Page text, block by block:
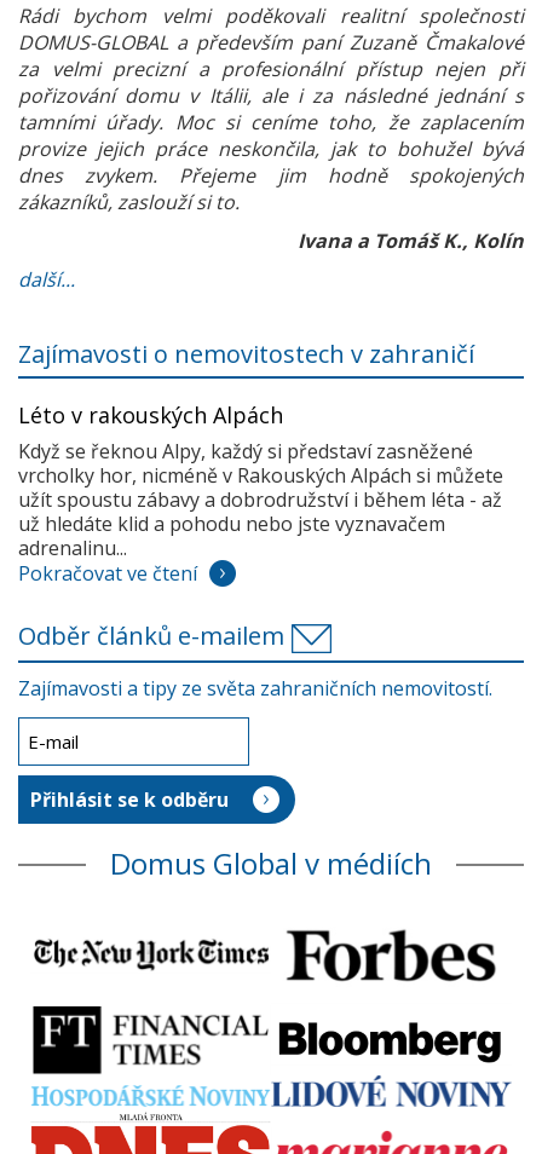
Rádi bychom velmi poděkovali realitní společnosti
DOMUS-GLOBAL a především paní Zuzaně Čmakalové
za velmi precizní a profesionální přístup nejen při
pořizování domu v Itálii, ale i za následné jednání s
tamními úřady. Moc si ceníme toho, že zaplacením
provize jejich práce neskončila, jak to bohužel bývá
dnes zvykem. Přejeme jim hodně spokojených
zákazníků, zaslouží si to.
Ivana a Tomáš K., Kolín
další...
Zajímavosti o nemovitostech v zahraničí
Léto v rakouských Alpách
Když se řeknou Alpy, každý si představí zasněžené
vrcholky hor, nicméně v Rakouských Alpách si můžete
užít spoustu zábavy a dobrodružství i během léta - až
už hledáte klid a pohodu nebo jste vyznavačem
adrenalinu...
Pokračovat ve čtení
Odběr článků e-mailem
Zajímavosti a tipy ze světa zahraničních nemovitostí.
Domus Global v médiích